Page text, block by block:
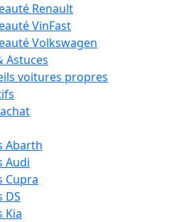
Renault
VinFast
Volkswagen
Astuces
voitures propres
Abarth
Audi
Cupra
DS
Kia